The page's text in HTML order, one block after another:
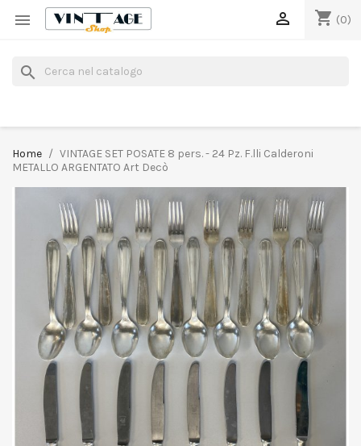
 shopping_cart (0)

search
Home
VINTAGE SET POSATE 8 pers. - 24 Pz. F.lli Calderoni
METALLO ARGENTATO Art Decò